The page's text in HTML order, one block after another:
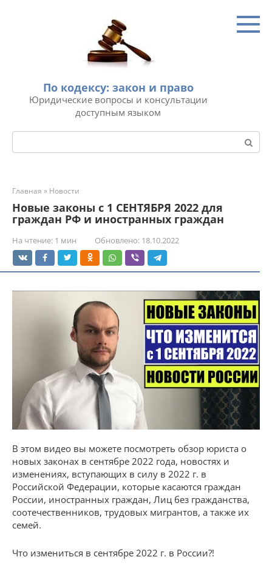
По кодексу: закон и право
Юридические вопросы и консультации
доступным языком
Главная » Новости
Новые законы с 1 СЕНТЯБРЯ 2022 для
граждан РФ и иностранных граждан
На чтение: 1 мин Обновлено: 18.10.2022
В этом видео вы можете посмотреть обзор юриста о
новых законах в сентябре 2022 года, новостях и
изменениях, вступающих в силу в 2022 г. в
Российской Федерации, которые касаются граждан
России, иностранных граждан, Лиц без гражданства,
соотечественников, трудовых мигрантов, а также их
семей.
Что измениться в сентябре 2022 г. в России?!